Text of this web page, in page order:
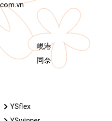
峴港
同奈
YSflex